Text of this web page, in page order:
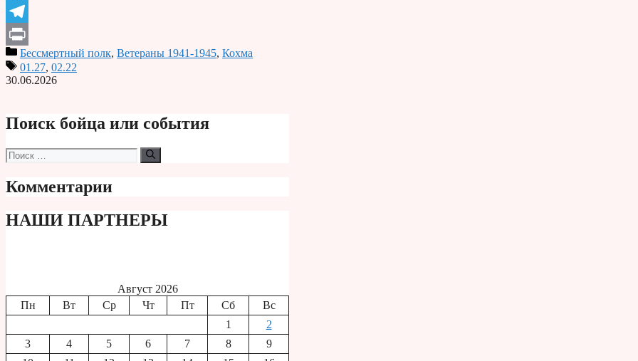
Odnoklassniki
Telegram
PrintБессмертный полк, Ветераны 1941-1945, Кохма
01.27, 02.22
30.06.2026
Поиск бойца или события
Поиск:
Комментарии
НАШИ ПАРТНЕРЫ
Август 2026
Пн
Вт Ср Чт Пт Сб
Вс
1
2
3
4 5 6 7 8
9